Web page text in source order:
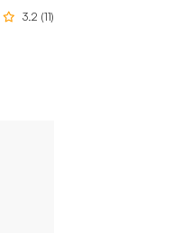
3.2 (11)